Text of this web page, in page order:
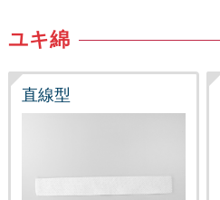
ユキ綿
直線型